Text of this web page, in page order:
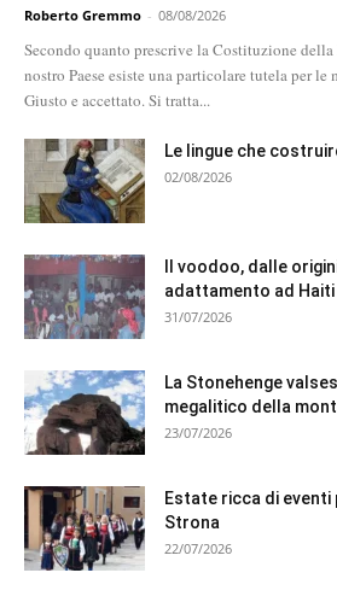
Roberto Gremmo - 08/08/2026
Secondo quanto prescrive la Costituzione
nostro Paese esiste una particolare tutela per
Giusto e accettato. Si tratta...
Le lingue che
02/08/2026
Il voodoo, dalle
adattamento ad Haiti
31/07/2026
La Stonehenge
megalitico della
23/07/2026
Estate ricca di eventi
Strona
22/07/2026